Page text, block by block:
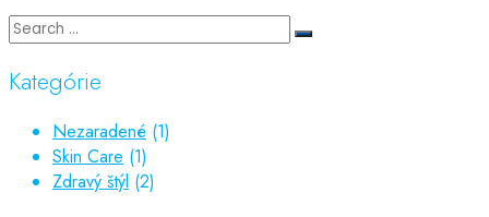
Kategórie
Nezaradené (1)
Skin Care (1)
Zdravý štýl (2)